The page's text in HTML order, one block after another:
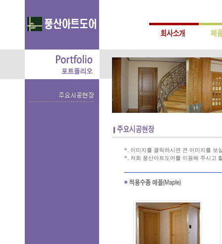
*. 이미지를 클릭하시면 큰 이미지를 보
*. 저희 풍산아트도어를 이용해 주시고